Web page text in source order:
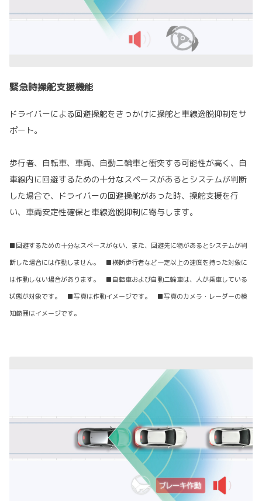
緊急時操舵支援機能
ドライバーによる回避操舵をきっかけに操舵と車線逸脱抑制をサ
ポート。
歩行者、自転車、車両、自動二輪車と衝突する可能性が高く、自
車線内に回避するための十分なスペースがあるとシステムが判断
した場合で、ドライバーの回避操舵があった時、操舵支援を行
い、車両安定性確保と車線逸脱抑制に寄与します。
■回避するための十分なスペースがない、また、回避先に物があるとシステムが判
断した場合には作動しません。 ■横断歩行者など一定以上の速度を持った対象に
は作動しない場合があります。 ■自転車および自動二輪車は、人が乗車している
状態が対象です。 ■写真は作動イメージです。 ■写真のカメラ・レーダーの検
知範囲はイメージです。